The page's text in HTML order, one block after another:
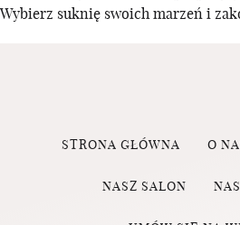
Wybierz suknię swoich marzeń i
STRONA GŁÓWNA O
NASZ SALON